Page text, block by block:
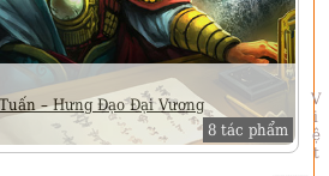
– Hưng Đạo Đại Vương
8 tác phẩm